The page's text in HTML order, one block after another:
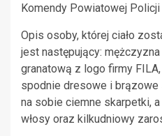
Komendy Powiatowej
Opis osoby, której ciało
jest następujący: mężczyzna
granatową z logo firmy
spodnie dresowe i brązowe
na sobie ciemne skarpetki,
włosy oraz kilkudniowy